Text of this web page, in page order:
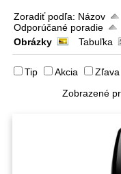
Zoradiť podľa: Názov
Odporúčané poradie
Obrázky
Tabuľka
Tip Akcia Zľava
Zobrazené